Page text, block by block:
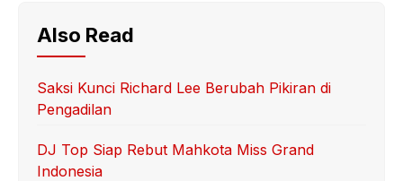
Also Read
Saksi Kunci Richard Lee Berubah Pikiran di
Pengadilan
DJ Top Siap Rebut Mahkota Miss Grand
Indonesia